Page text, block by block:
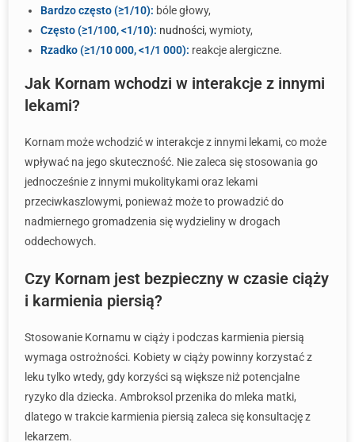
Bardzo często (≥1/10): bóle głowy,
Często (≥1/100, <1/10): nudności, wymioty,
Rzadko (≥1/10 000, <1/1 000): reakcje alergiczne.
Jak Kornam wchodzi w interakcje z innymi
lekami?
Kornam może wchodzić w interakcje z innymi lekami, co może
wpływać na jego skuteczność. Nie zaleca się stosowania go
jednocześnie z innymi mukolitykami oraz lekami
przeciwkaszlowymi, ponieważ może to prowadzić do
nadmiernego gromadzenia się wydzieliny w drogach
oddechowych.
Czy Kornam jest bezpieczny w czasie ciąży
i karmienia piersią?
Stosowanie Kornamu w ciąży i podczas karmienia piersią
wymaga ostrożności. Kobiety w ciąży powinny korzystać z
leku tylko wtedy, gdy korzyści są większe niż potencjalne
ryzyko dla dziecka. Ambroksol przenika do mleka matki,
dlatego w trakcie karmienia piersią zaleca się konsultację z
lekarzem.